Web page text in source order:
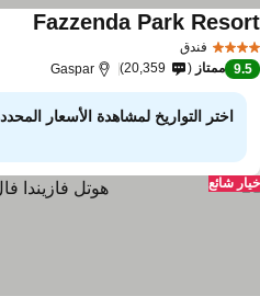
فندق
Fazzenda Park
9.5 ممتاز 20,359
Gaspar
اختر التواريخ لمشاهدة الأسعار المحددة
شائع